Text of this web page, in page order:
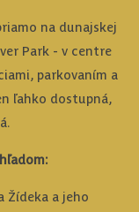
na dunajskej
Park - v centre
parkovaním a
ľahko dostupná,
Žídeka a jeho